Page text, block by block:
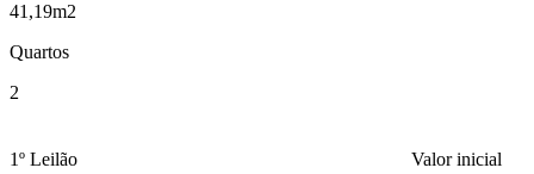
41,19m2
Quartos
2
1º Leilão
Valor inicial